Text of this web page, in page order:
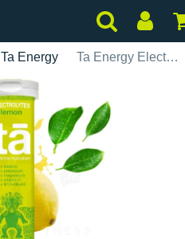
Ta Energy Ta Energy Electrolytes Tabs - Citroen